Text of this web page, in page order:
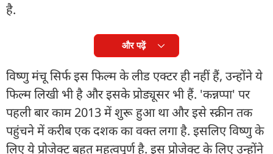
है.
और पढ़ें
विष्णु मंचू सिर्फ इस फिल्म के लीड एक्टर ही नहीं हैं, उन्होंने ये
फिल्म लिखी भी है और इसके प्रोड्यूसर भी हैं. 'कन्नप्पा' पर
पहली बार काम 2013 में शुरू हुआ था और इसे स्क्रीन तक
पहुंचने में करीब एक दशक का वक्त लगा है. इसलिए विष्णु के
लिए ये प्रोजेक्ट बहुत महत्वपूर्ण है. इस प्रोजेक्ट के लिए उन्होंने